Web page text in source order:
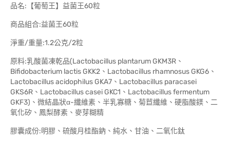
品名:【葡萄王】益菌王60粒
商品組合:益菌王60粒
淨重/重量:1.2公克/2粒
原料:乳酸菌凍乾品(Lactobacillus plantarum GKM3R、
Bifidobacterium lactis GKK2、Lactobacillus rhamnosus GKG6、
Lactobacillus acidophilus GKA7、Lactobacillus paracasei
GKS6R、Lactobacillus casei GKC1、Lactobacillus fermentum
GKF3)、微結晶狀α-纖維素、半乳寡糖、菊苣纖維、硬脂酸鎂、二
氧化矽、鳳梨酵素、麥芽糊精
膠囊成份:明膠、硫酸月桂酯鈉、純水、甘油、二氧化鈦